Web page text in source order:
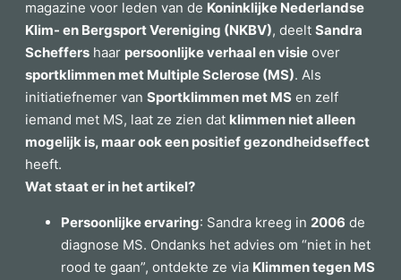
magazine voor leden van de Koninklijke Nederlandse
Klim- en Bergsport Vereniging (NKBV), deelt Sandra
Scheffers haar persoonlijke verhaal en visie over
sportklimmen met Multiple Sclerose (MS). Als
initiatiefnemer van Sportklimmen met MS en zelf
iemand met MS, laat ze zien dat klimmen niet alleen
mogelijk is, maar ook een positief gezondheidseffect
heeft.
Wat staat er in het artikel?
Persoonlijke ervaring: Sandra kreeg in 2006 de
diagnose MS. Ondanks het advies om “niet in het
rood te gaan”, ontdekte ze via Klimmen tegen MS